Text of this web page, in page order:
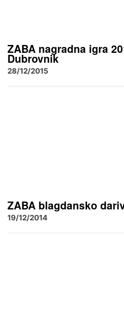
ZABA nagradna igra
Dubrovnik
28/12/2015
ZABA blagdansko
19/12/2014